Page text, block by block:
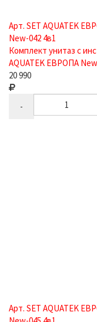
Арт. SET AQUATEK
New-042 4в1
Комплект унитаз с
AQUATEK ЕВРОПА
20 990
-
Арт. SET AQUATEK